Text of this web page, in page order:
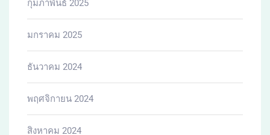
กุมภาพันธ์ 2025
มกราคม 2025
ธันวาคม 2024
พฤศจิกายน 2024
สิงหาคม 2024